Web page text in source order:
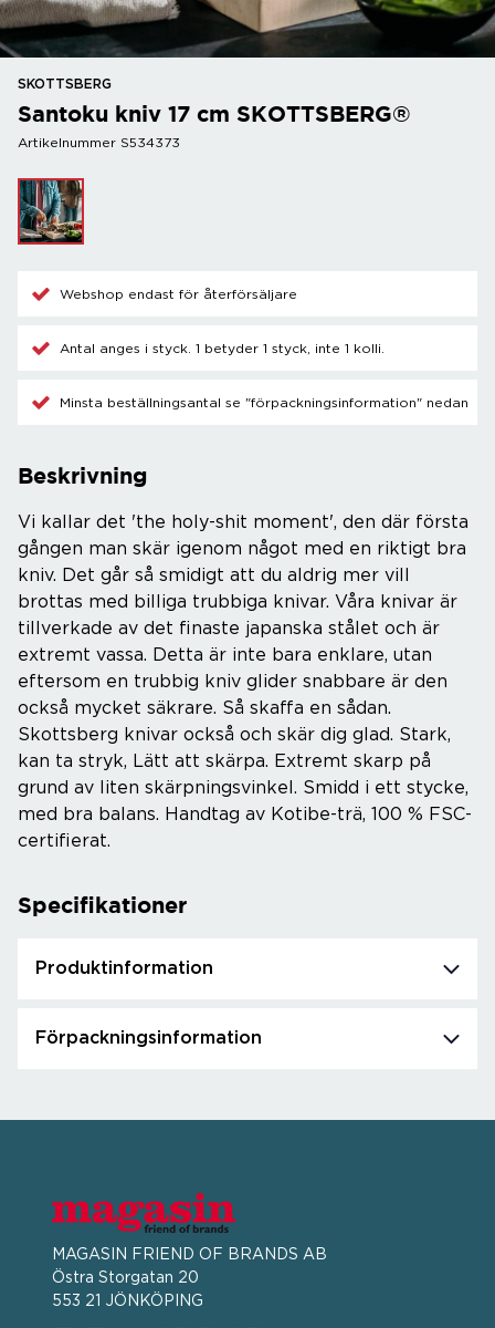
SKOTTSBERG
Santoku kniv 17 cm SKOTTSBERG®
Artikelnummer S534373
Webshop endast för återförsäljare
Antal anges i styck. 1 betyder 1 styck, inte 1 kolli.
Minsta beställningsantal se "förpackningsinformation" nedan
Beskrivning
Vi kallar det 'the holy-shit moment', den där första
gången man skär igenom något med en riktigt bra
kniv. Det går så smidigt att du aldrig mer vill
brottas med billiga trubbiga knivar. Våra knivar är
tillverkade av det finaste japanska stålet och är
extremt vassa. Detta är inte bara enklare, utan
eftersom en trubbig kniv glider snabbare är den
också mycket säkrare. Så skaffa en sådan.
Skottsberg knivar också och skär dig glad. Stark,
kan ta stryk, Lätt att skärpa. Extremt skarp på
grund av liten skärpningsvinkel. Smidd i ett stycke,
med bra balans. Handtag av Kotibe-trä, 100 % FSC-
certifierat.
Specifikationer
Produktinformation
Förpackningsinformation
MAGASIN FRIEND OF BRANDS AB
Östra Storgatan 20
553 21 JÖNKÖPING